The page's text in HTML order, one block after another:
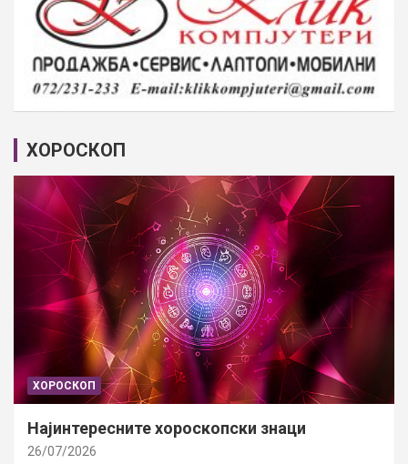
ХОРОСКОП
ХОРОСКОП
Најинтересните хороскопски знаци
26/07/2026